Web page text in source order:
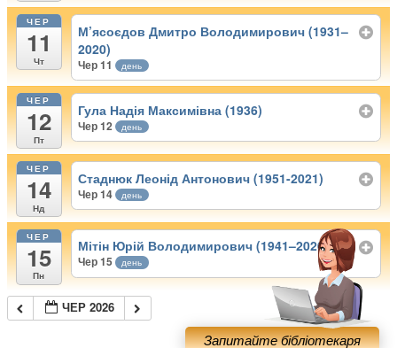
ЧЕР
11
Чт
М’ясоєдов Дмитро Володимирович (1931–
2020)
Чер 11 день
ЧЕР
12
Пт
Гула Надія Максимівна (1936)
Чер 12 день
ЧЕР
14
Нд
Стаднюк Леонід Антонович (1951-2021)
Чер 14 день
ЧЕР
15
Пн
Мітін Юрій Володимирович (1941–2020)
Чер 15 день
ЧЕР 2026